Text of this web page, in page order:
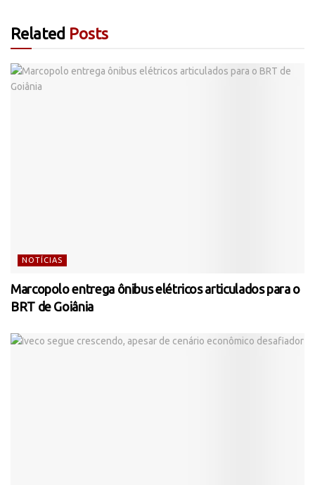
Related Posts
NOTÍCIAS
Marcopolo entrega ônibus elétricos articulados para o
BRT de Goiânia